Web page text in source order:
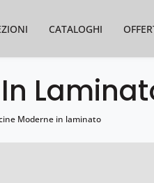
CATALOGHI
Moderne in laminato